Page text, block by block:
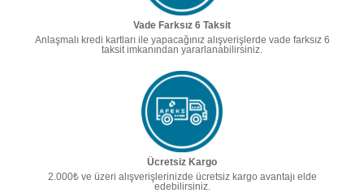
Vade Farksız 6 Taksit
Anlaşmalı kredi kartları ile yapacağınız alışverişlerde vade farksız 6
taksit imkanından yararlanabilirsiniz.
Ücretsiz Kargo
2.000₺ ve üzeri alışverişlerinizde ücretsiz kargo avantajı elde
edebilirsiniz.